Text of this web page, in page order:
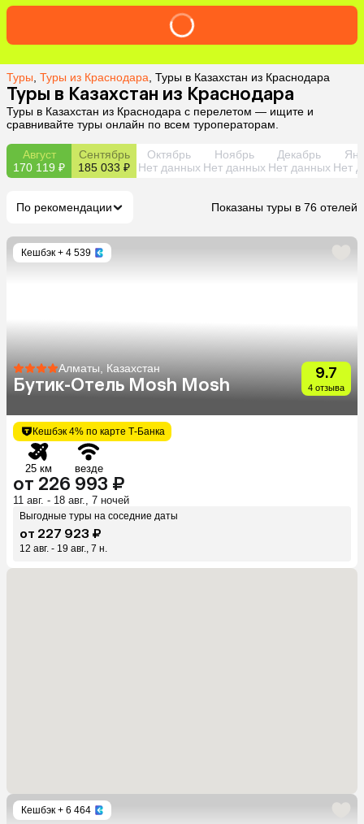
Туры Туры из Краснодара Туры в Казахстан из Краснодара
Туры в Казахстан из Краснодара
Туры в Казахстан из Краснодара с перелетом — ищите и
сравнивайте туры онлайн по всем туроператорам.
Август
170 119 ₽
Сентябрь
185 033 ₽
Октябрь
Нет данных
Ноябрь
Нет данных
Декабрь
Нет данных Нет
По рекомендации Показаны туры в 76 отелей
Кешбэк + 4 539
Алматы, Казахстан
Бутик-Отель Mosh Mosh
9.7
4 отзыва
Кешбэк 4% по карте Т-Банка
25 км везде
от 226 993 ₽
11 авг. - 18 авг., 7 ночей
Выгодные туры на соседние даты
от 227 923 ₽
12 авг. - 19 авг., 7 н.
Кешбэк + 6 464